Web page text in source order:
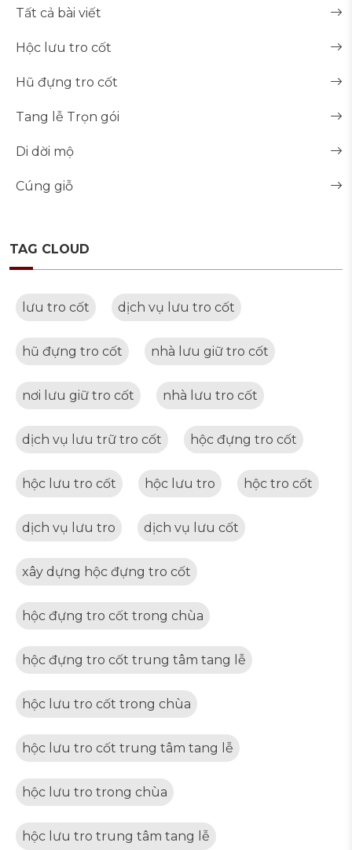
Tất cả bài viết
Hộc lưu tro cốt
Hũ đựng tro cốt
Tang lễ Trọn gói
Di dời mộ
Cúng giỗ
TAG CLOUD
lưu tro cốt dịch vụ lưu tro cốt
hũ đựng tro cốt nhà lưu giữ tro cốt
nơi lưu giữ tro cốt nhà lưu tro cốt
dịch vụ lưu trữ tro cốt hộc đựng tro cốt
hộc lưu tro cốt hộc lưu tro hộc tro cốt
dịch vụ lưu tro dịch vụ lưu cốt
xây dựng hộc đựng tro cốt
hộc đựng tro cốt trong chùa
hộc đựng tro cốt trung tâm tang lễ
hộc lưu tro cốt trong chùa
hộc lưu tro cốt trung tâm tang lễ
hộc lưu tro trong chùa
hộc lưu tro trung tâm tang lễ